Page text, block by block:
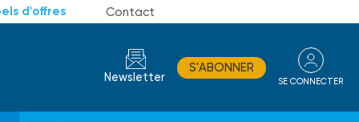
d'offres Contact
Newsletter
S'ABONNER
SE CONNECTER